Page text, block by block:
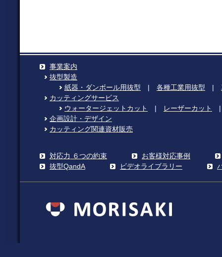
事業案内
抜型製造
紙器・ダンボール用抜型 | 各種工業用抜型 |
カッティングサービス
ウォータージェットカット
| レーザーカット
企画設計・デザイン
カッティング関連資材販売
対応力 ６つの約束
お客様対応事例
抜型QandA
ビデオライブラリー